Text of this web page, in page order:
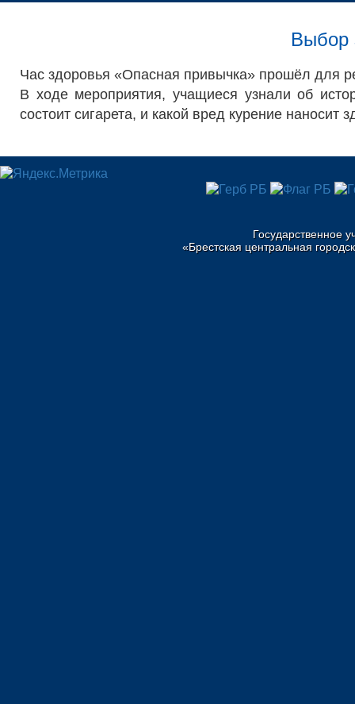
Выбор
Час здоровья «Опасная привычка» прошёл для
В ходе мероприятия, учащиеся узнали об
состоит сигарета, и какой вред курение наносит
Государственное
«Брестская центральная